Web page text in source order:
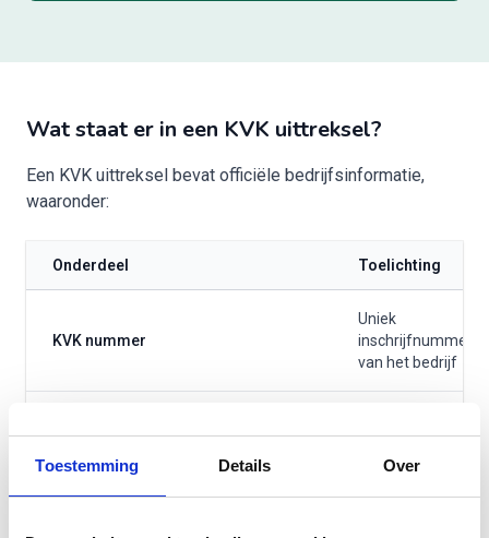
Toestemming Details Over
Wat staat er in een KVK uittreksel?
Een KVK uittreksel bevat officiële bedrijfsinformatie,
waaronder:
Onderdeel Toelichting
KVK nummer
Uniek
inschrijfnummer
van het bedrijf
Bedrijfsnaam
eventuele
handelsnamen